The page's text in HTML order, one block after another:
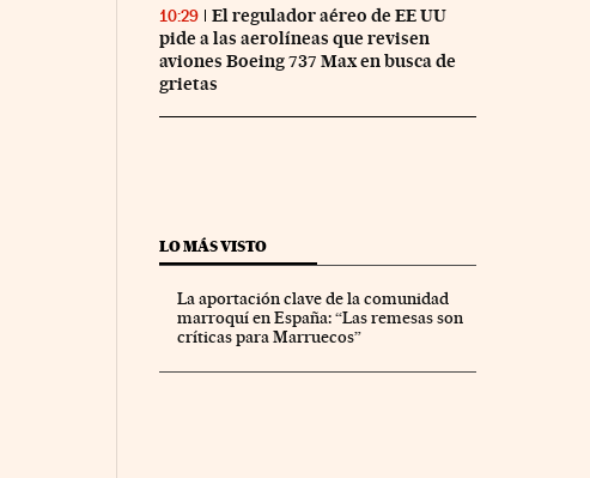
10:29
El regulador aéreo de EE UU
pide a las aerolíneas que revisen
aviones Boeing 737 Max en busca de
grietas
LO MÁS VISTO
La aportación clave de la comunidad
marroquí en España: “Las remesas son
críticas para Marruecos”